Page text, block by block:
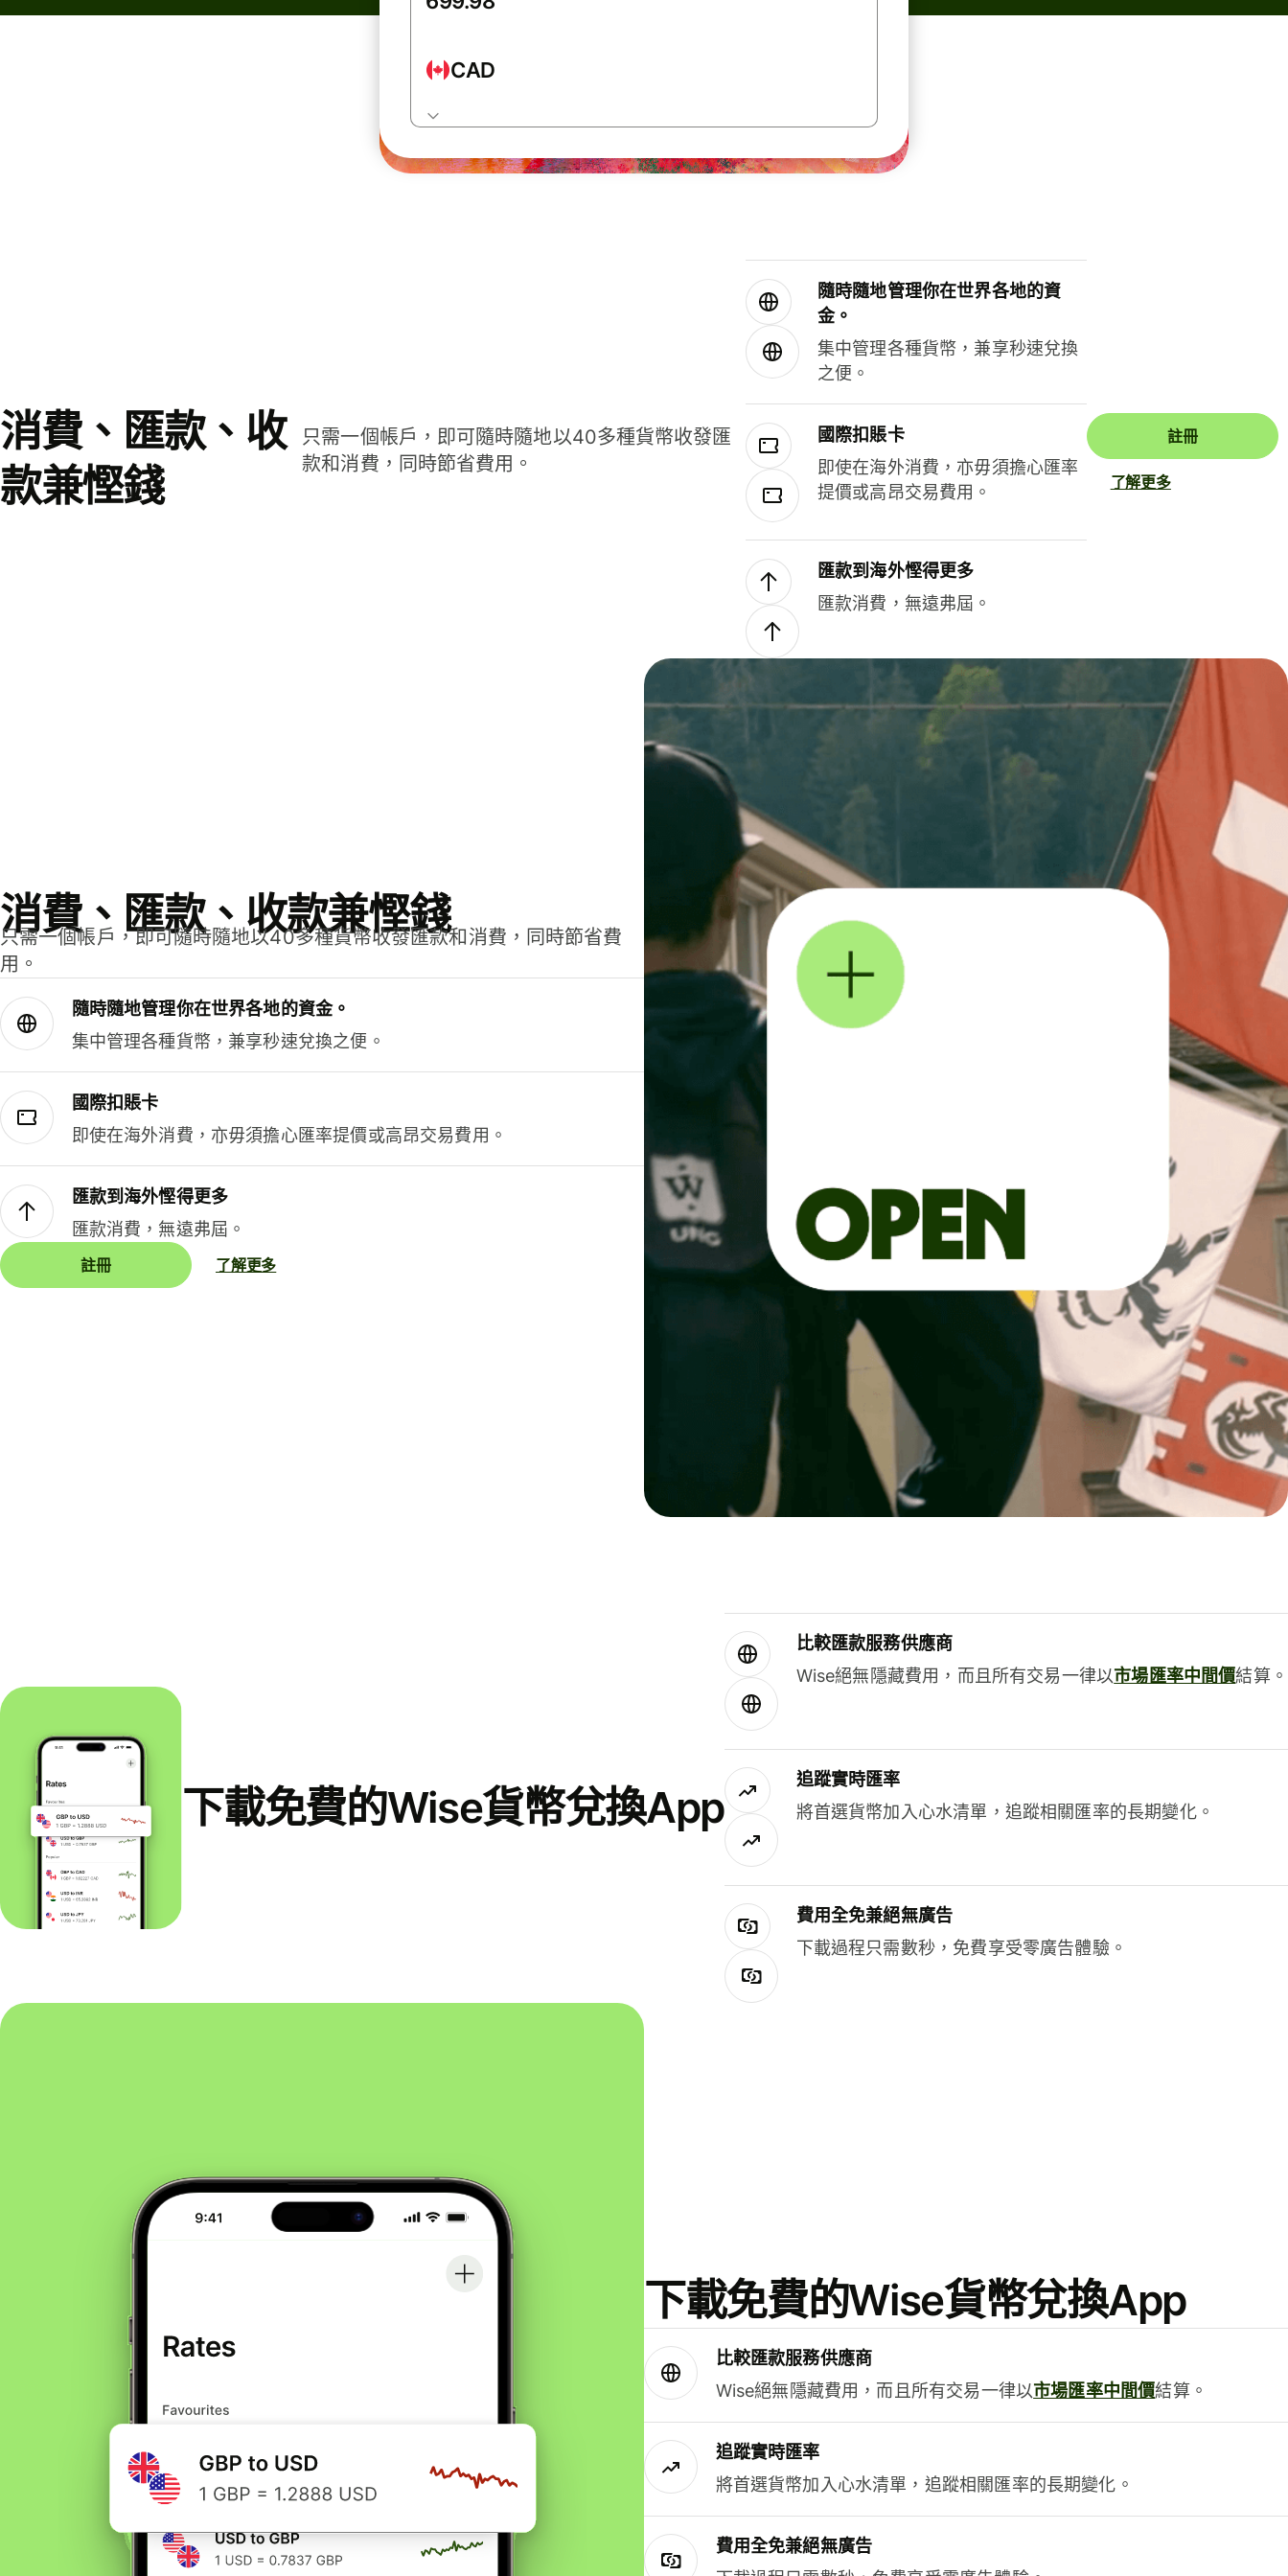
CAD
消費、匯款、收
款兼慳錢
只需一個帳戶，即可隨時隨地以40多種貨幣收發匯
款和消費，同時節省費用。
隨時隨地管理你在世界各地的資
金。
集中管理各種貨幣，兼享秒速兌換
之便。
國際扣賬卡
即使在海外消費，亦毋須擔心匯率
提價或高昂交易費用。
匯款到海外慳得更多
匯款消費，無遠弗屆。
註冊
了解更多
消費、匯款、收款兼慳錢
只需一個帳戶，即可隨時隨地以40多種貨幣收發匯款和消費，同時節省費
用。
隨時隨地管理你在世界各地的資金。
集中管理各種貨幣，兼享秒速兌換之便。
國際扣賬卡
即使在海外消費，亦毋須擔心匯率提價或高昂交易費用。
匯款到海外慳得更多
匯款消費，無遠弗屆。
註冊 了解更多
下載免費的Wise貨幣兌換App
比較匯款服務供應商
Wise絕無隱藏費用，而且所有交易一律以市場匯率中間價結算。
追蹤實時匯率
將首選貨幣加入心水清單，追蹤相關匯率的長期變化。
費用全免兼絕無廣告
下載過程只需數秒，免費享受零廣告體驗。
下載免費的Wise貨幣兌換App
比較匯款服務供應商
Wise絕無隱藏費用，而且所有交易一律以市場匯率中間價結算。
追蹤實時匯率
將首選貨幣加入心水清單，追蹤相關匯率的長期變化。
費用全免兼絕無廣告